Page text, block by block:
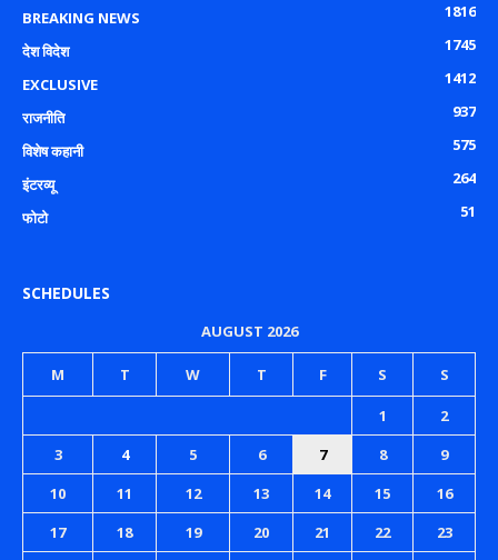
BREAKING NEWS
1816
देश विदेश
1745
EXCLUSIVE
1412
राजनीति
937
विशेष कहानी
575
इंटरव्यू
264
फोटो
51
SCHEDULES
AUGUST 2026
M T W T F S S
1
2
3
4 5 6 7 8
9
10
11 12 13 14 15
16
17
18 19 20 21 22
23